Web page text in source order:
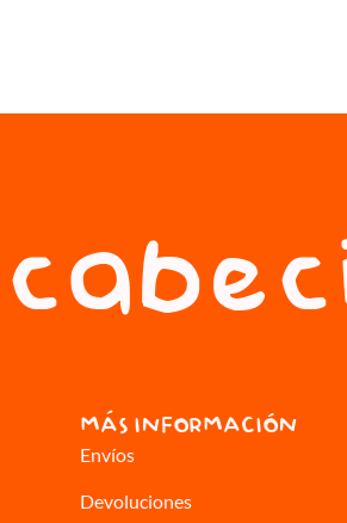
MÁS INFORMACIÓN
Envíos
Devoluciones